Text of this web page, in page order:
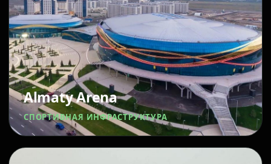
Almaty Arena
СПОРТИВНАЯ ИНФРАСТРУКТУРА